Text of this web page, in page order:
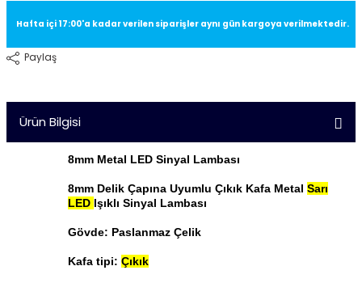
Hafta içi 17:00'a kadar verilen siparişler aynı gün kargoya verilmektedir.
Paylaş
Ürün Bilgisi
8mm Metal LED Sinyal Lambası
8mm Delik Çapına Uyumlu Çıkık Kafa Metal Sarı
LED Işıklı Sinyal Lambası
Gövde: Paslanmaz Çelik
Kafa tipi: Çıkık